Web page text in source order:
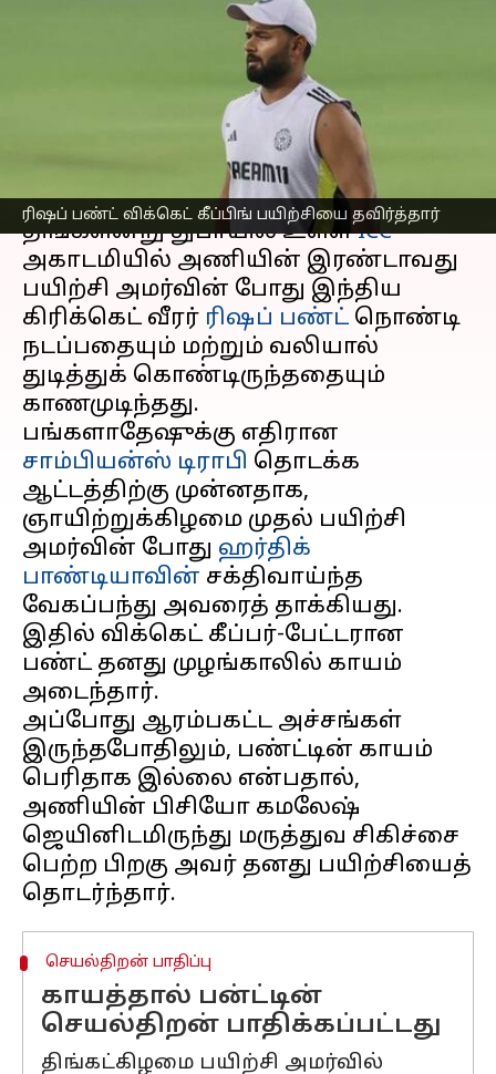
ரிஷப் பண்ட் விக்கெட் கீப்பிங் பயிற்சியை தவிர்த்தார்
காரணமாக ரிஷப் பண்ட்
விக்கெட் கீப்பிங்
பயிற்சியை தவிர்த்தார்
Feb 18, 2025 12:22 pm
திங்களன்று துபாயில் உள்ளICC
அகாடமியில் அணியின் இரண்டாவது
பயிற்சி அமர்வின் போது இந்திய
கிரிக்கெட் வீரர் ரிஷப் பண்ட் நொண்டி
நடப்பதையும் மற்றும் வலியால்
துடித்துக் கொண்டிருந்ததையும்
காணமுடிந்தது.
பங்களாதேஷுக்கு எதிரான
சாம்பியன்ஸ் டிராபி தொடக்க
ஆட்டத்திற்கு முன்னதாக,
ஞாயிற்றுக்கிழமை முதல் பயிற்சி
அமர்வின் போது ஹர்திக்
பாண்டியாவின் சக்திவாய்ந்த
வேகப்பந்து அவரைத் தாக்கியது.
இதில் விக்கெட் கீப்பர்-பேட்டரான
பண்ட் தனது முழங்காலில் காயம்
அடைந்தார்.
அப்போது ஆரம்பகட்ட அச்சங்கள்
இருந்தபோதிலும், பண்ட்டின் காயம்
பெரிதாக இல்லை என்பதால்,
அணியின் பிசியோ கமலேஷ்
ஜெயினிடமிருந்து மருத்துவ சிகிச்சை
பெற்ற பிறகு அவர் தனது பயிற்சியைத்
செயல்திறன் பாதிப்பு
காயத்தால் பன்ட்டின்
செயல்திறன் பாதிக்கப்பட்டது
திங்கட்கிழமை பயிற்சி அமர்வில்